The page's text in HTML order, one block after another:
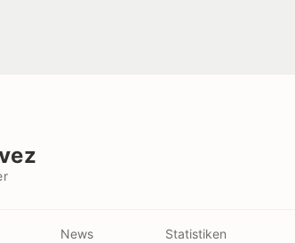
News Statistiken